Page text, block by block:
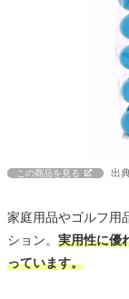
この商品を見る 出
家庭用品やゴルフ用
ション。 実用性に優
っています。